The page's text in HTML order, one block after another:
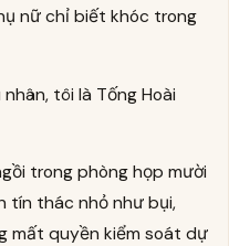
nữ chỉ biết khóc trong
tôi là Tống Hoài
trong phòng họp mười
tín thác nhỏ như bụi,
mất quyền kiểm soát dự